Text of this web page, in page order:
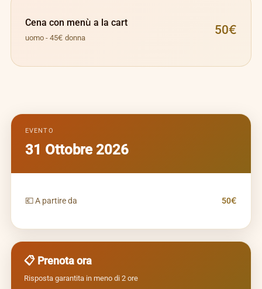
Cena con menù a la cart
uomo - 45€ donna
50€
EVENTO
31 Ottobre 2026
💶 A partire da 50€
📋 Prenota ora
Risposta garantita in meno di 2 ore